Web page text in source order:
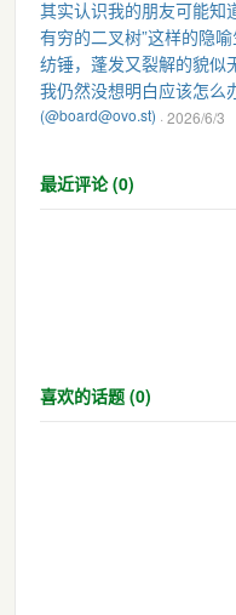
其实认识我的朋友可能知
有穷的二叉树”这样的隐
纺锤，蓬发又裂解的貌似
我仍然没想明白应该怎么
(@board@ovo.st) · 2026/6/3
最近评论 (0)
喜欢的话题 (0)